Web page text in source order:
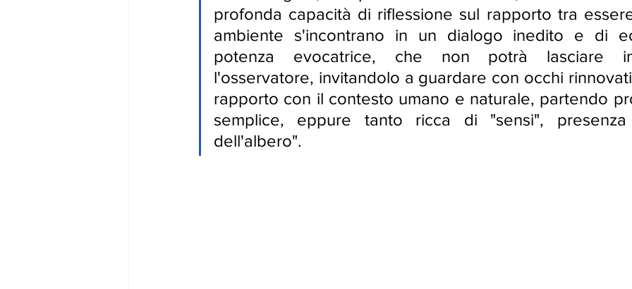
profonda capacità di riflessione sul rapporto tra
ambiente s'incontrano in un dialogo inedito e di
potenza evocatrice, che non potrà lasciare
l'osservatore, invitandolo a guardare con occhi
rapporto con il contesto umano e naturale, partendo
semplice, eppure tanto ricca di "sensi", presenza
dell'albero".